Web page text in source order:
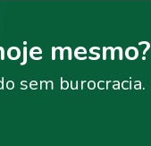
mesmo?
sem burocracia.